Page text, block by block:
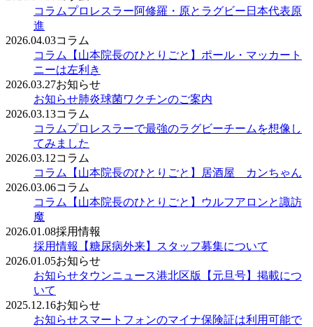
コラムプロレスラー阿修羅・原とラグビー日本代表原
進
2026.04.03コラム
コラム
【山本院長のひとりごと】ポール・マッカート
ニーは左利き
2026.03.27お知らせ
お知らせ肺炎球菌ワクチンのご案内
2026.03.13コラム
コラムプロレスラーで最強のラグビーチームを想像し
てみました
2026.03.12コラム
コラム
【山本院長のひとりごと】居酒屋 カンちゃん
2026.03.06コラム
コラム
【山本院長のひとりごと】ウルフアロンと諏訪
魔
2026.01.08採用情報
採用情報
【糖尿病外来】スタッフ募集について
2026.01.05お知らせ
お知らせタウンニュース港北区版【元旦号】掲載につ
いて
2025.12.16お知らせ
お知らせスマートフォンのマイナ保険証は利用可能で